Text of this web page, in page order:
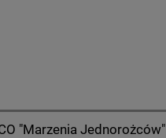
"Marzenia Jednorożców"